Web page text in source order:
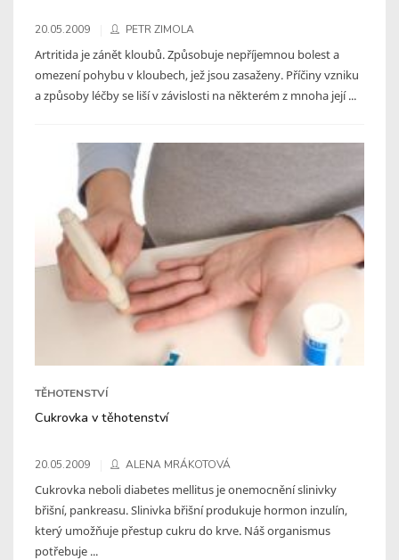
20.05.2009 PETR ZIMOLA
Artritida je zánět kloubů. Způsobuje nepříjemnou bolest a
omezení pohybu v kloubech, jež jsou zasaženy. Příčiny vzniku
a způsoby léčby se liší v závislosti na některém z mnoha její ...
TĚHOTENSTVÍ
Cukrovka v těhotenství
20.05.2009 ALENA MRÁKOTOVÁ
Cukrovka neboli diabetes mellitus je onemocnění slinivky
břišní, pankreasu. Slinivka břišní produkuje hormon inzulín,
který umožňuje přestup cukru do krve. Náš organismus
potřebuje ...